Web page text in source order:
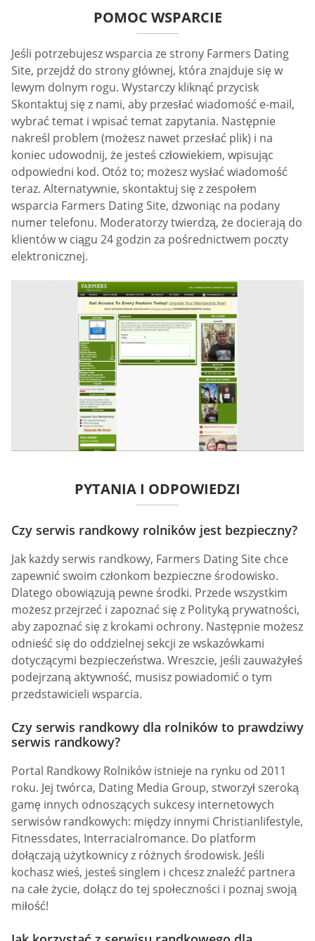
POMOC WSPARCIE
Jeśli potrzebujesz wsparcia ze strony Farmers Dating
Site, przejdź do strony głównej, która znajduje się w
lewym dolnym rogu. Wystarczy kliknąć przycisk
Skontaktuj się z nami, aby przesłać wiadomość e-mail,
wybrać temat i wpisać temat zapytania. Następnie
nakreśl problem (możesz nawet przesłać plik) i na
koniec udowodnij, że jesteś człowiekiem, wpisując
odpowiedni kod. Otóż to; możesz wysłać wiadomość
teraz. Alternatywnie, skontaktuj się z zespołem
wsparcia Farmers Dating Site, dzwoniąc na podany
numer telefonu. Moderatorzy twierdzą, że docierają do
klientów w ciągu 24 godzin za pośrednictwem poczty
elektronicznej.
PYTANIA I ODPOWIEDZI
Czy serwis randkowy rolników jest bezpieczny?
Jak każdy serwis randkowy, Farmers Dating Site chce
zapewnić swoim członkom bezpieczne środowisko.
Dlatego obowiązują pewne środki. Przede wszystkim
możesz przejrzeć i zapoznać się z Polityką prywatności,
aby zapoznać się z krokami ochrony. Następnie możesz
odnieść się do oddzielnej sekcji ze wskazówkami
dotyczącymi bezpieczeństwa. Wreszcie, jeśli zauważyłeś
podejrzaną aktywność, musisz powiadomić o tym
przedstawicieli wsparcia.
Czy serwis randkowy dla rolników to prawdziwy
serwis randkowy?
Portal Randkowy Rolników istnieje na rynku od 2011
roku. Jej twórca, Dating Media Group, stworzył szeroką
gamę innych odnoszących sukcesy internetowych
serwisów randkowych: między innymi Christianlifestyle,
Fitnessdates, Interracialromance. Do platform
dołączają użytkownicy z różnych środowisk. Jeśli
kochasz wieś, jesteś singlem i chcesz znaleźć partnera
na całe życie, dołącz do tej społeczności i poznaj swoją
miłość!